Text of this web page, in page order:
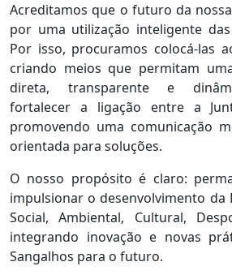
Acreditamos que o futuro da
por uma utilização inteligente
Por isso, procuramos colocá-las
criando meios que permitam
direta, transparente e
fortalecer a ligação entre a
promovendo uma comunicação
orientada para soluções.
O nosso propósito é claro:
impulsionar o desenvolvimento da
Social, Ambiental, Cultural,
integrando inovação e novas
Sangalhos para o futuro.